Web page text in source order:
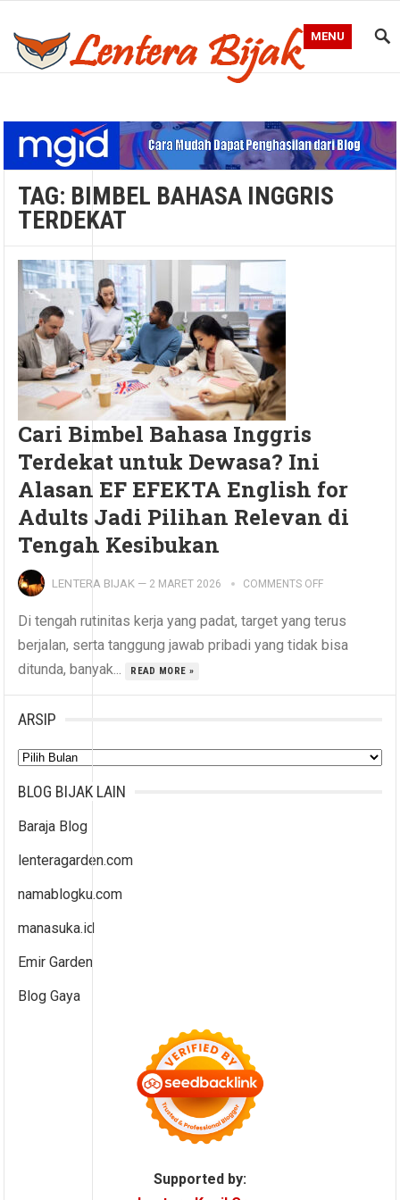
MENU
TAG: BIMBEL BAHASA INGGRIS
TERDEKAT
Cari Bimbel Bahasa Inggris
Terdekat untuk Dewasa? Ini
Alasan EF EFEKTA English for
Adults Jadi Pilihan Relevan di
Tengah Kesibukan
LENTERA BIJAK — 2 MARET 2026 COMMENTS OFF
Di tengah rutinitas kerja yang padat, target yang terus
berjalan, serta tanggung jawab pribadi yang tidak bisa
ditunda, banyak...
READ MORE »
ARSIP
Arsip
BLOG BIJAK LAIN
Baraja Blog
lenteragarden.com
namablogku.com
manasuka.id
Emir Garden
Blog Gaya
Supported by: